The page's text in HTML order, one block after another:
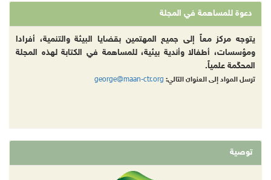
دعوة للمساهمة في المجلة
يتوجه مركز معاً إلى جميع المهتمين بقضايا البيئة والتنمية، أفرادا
ومؤسسات، أطفالا وأندية بيئية، للمساهمة في الكتابة لهذه المجلة
المحكّمة علمياً.
ترسل المواد إلى العنوان التالي: george@maan-ctr.org
توصية